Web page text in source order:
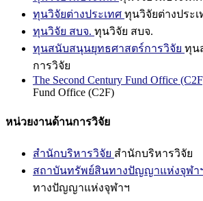
ทุนวิจัยต่างประเทศ ทุนวิจัยต่างประเ
ทุนวิจัย สบจ. ทุนวิจัย สบจ.
ทุนสนับสนุนยุทธศาสตร์การวิจัย ทุน
การวิจัย
The Second Century Fund Office
Fund Office (C2F)
หน่วยงานด้านการวิจัย
สำนักบริหารวิจัย สำนักบริหารวิจัย
สถาบันทรัพย์สินทางปัญญาแห่งจุฬา
ทางปัญญาแห่งจุฬาฯ